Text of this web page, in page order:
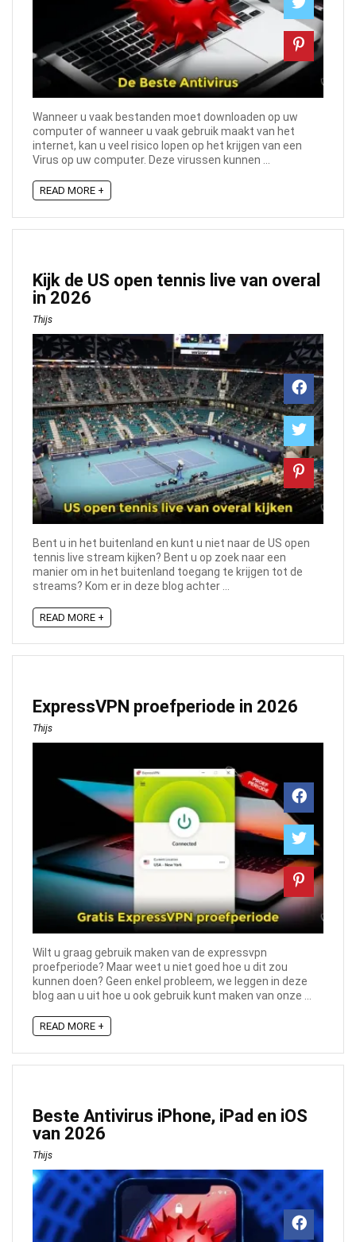
Wanneer u vaak bestanden moet downloaden op uw
computer of wanneer u vaak gebruik maakt van het
internet, kan u veel risico lopen op het krijgen van een
Virus op uw computer. Deze virussen kunnen ...
READ MORE +
Kijk de US open tennis live van overal
in 2026
Thijs
Bent u in het buitenland en kunt u niet naar de US open
tennis live stream kijken? Bent u op zoek naar een
manier om in het buitenland toegang te krijgen tot de
streams? Kom er in deze blog achter ...
READ MORE +
ExpressVPN proefperiode in 2026
Thijs
Wilt u graag gebruik maken van de expressvpn
proefperiode? Maar weet u niet goed hoe u dit zou
kunnen doen? Geen enkel probleem, we leggen in deze
blog aan u uit hoe u ook gebruik kunt maken van onze ...
READ MORE +
Beste Antivirus iPhone, iPad en iOS
van 2026
Thijs